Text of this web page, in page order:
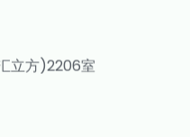
立方)2206室